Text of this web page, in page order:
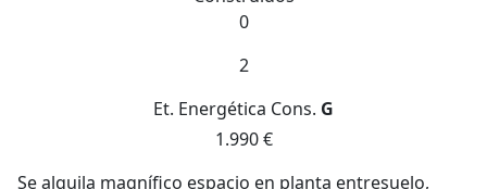
0
2
Et. Energética Cons. G
1.990 €
Se alquila magnífico espacio en planta entresuelo,